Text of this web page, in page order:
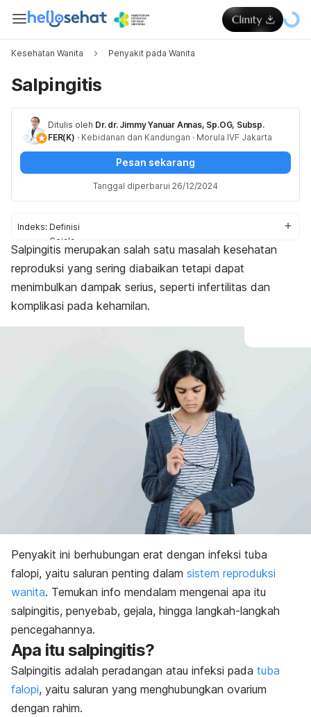
Kesehatan Wanita Penyakit pada Wanita
Salpingitis
Ditulis oleh Dr. dr. Jimmy Yanuar Annas, Sp.OG, Subsp.
FER(K) · Kebidanan dan Kandungan · Morula IVF Jakarta
Pesan sekarang
Tanggal diperbarui 26/12/2024
Indeks: Definisi
Gejala
Penyebab dan faktor risiko
Diagnosis
Komplikasi
Pencegahan
Salpingitis merupakan salah satu masalah kesehatan
reproduksi yang sering diabaikan tetapi dapat
menimbulkan dampak serius, seperti infertilitas dan
komplikasi pada kehamilan.
Penyakit ini berhubungan erat dengan infeksi tuba
falopi, yaitu saluran penting dalam sistem reproduksi
wanita. Temukan info mendalam mengenai apa itu
salpingitis, penyebab, gejala, hingga langkah-langkah
pencegahannya.
Apa itu salpingitis?
Salpingitis adalah peradangan atau infeksi pada tuba
falopi, yaitu saluran yang menghubungkan ovarium
dengan rahim.